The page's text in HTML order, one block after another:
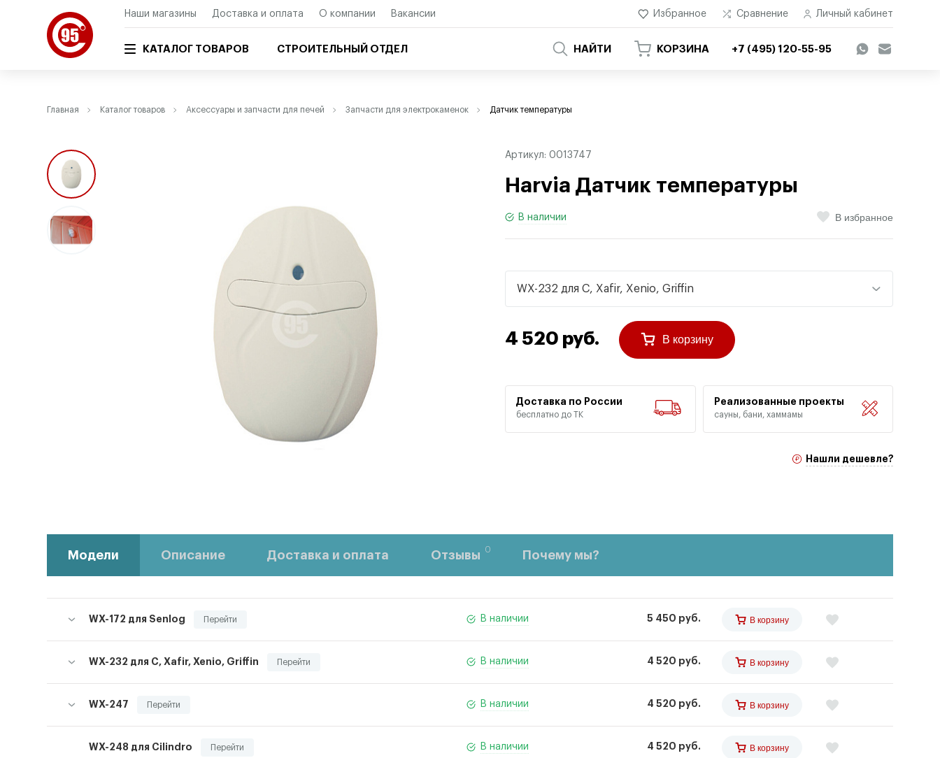
Наши магазины Доставка и оплата О компании Вакансии Избранное Сравнение Личный кабинет
КАТАЛОГ ТОВАРОВ СТРОИТЕЛЬНЫЙ ОТДЕЛ НАЙТИ КОРЗИНА +7 (495) 120-55-95
Главная Каталог товаров Аксессуары и запчасти для печей Запчасти для электрокаменок Датчик температуры
Артикул: 0013747
Harvia Датчик температуры
В наличии В избранное
WX-232 для С, Xafir, Xenio, Griffin
4 520 руб. В корзину
Доставка по России
бесплатно до ТК
Реализованные проекты
сауны, бани, хаммамы
Нашли дешевле?
Модели Описание Доставка и оплата Отзывы 0 Почему мы?
WX-172 для Senlog Перейти В наличии 5 450 руб. В корзину
WX-232 для С, Xafir, Xenio, Griffin Перейти В наличии 4 520 руб. В корзину
WX-247 Перейти В наличии 4 520 руб. В корзину
WX-248 для Cilindro Перейти В наличии 4 520 руб. В корзину